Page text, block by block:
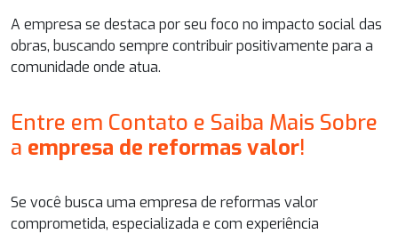
A empresa se destaca por seu foco no impacto social das
obras, buscando sempre contribuir positivamente para a
comunidade onde atua.
Entre em Contato e Saiba Mais Sobre
a empresa de reformas valor!
Se você busca uma empresa de reformas valor
comprometida, especializada e com experiência